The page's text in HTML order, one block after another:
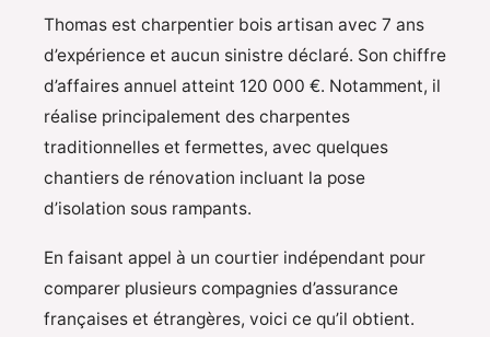
Thomas est charpentier bois artisan avec 7 ans
d’expérience et aucun sinistre déclaré. Son chiffre
d’affaires annuel atteint 120 000 €. Notamment, il
réalise principalement des charpentes
traditionnelles et fermettes, avec quelques
chantiers de rénovation incluant la pose
d’isolation sous rampants.
En faisant appel à un courtier indépendant pour
comparer plusieurs compagnies d’assurance
françaises et étrangères, voici ce qu’il obtient.